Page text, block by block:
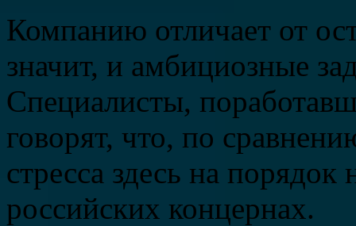
Компанию отличает от
значит, и амбициозные
Специалисты,
говорят, что, по
стресса здесь на
российских концернах.